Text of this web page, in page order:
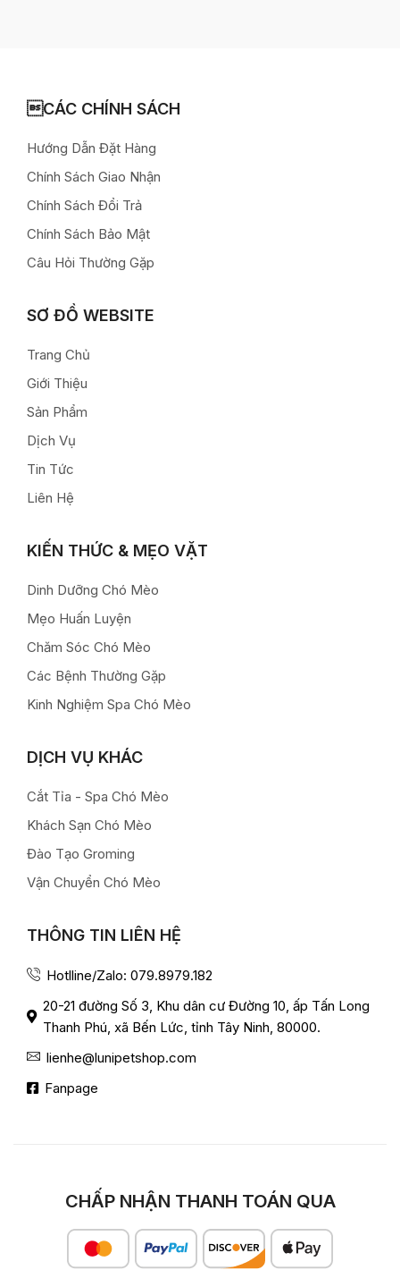
CÁC CHÍNH SÁCH
Hướng Dẫn Đặt Hàng
Chính Sách Giao Nhận
Chính Sách Đổi Trả
Chính Sách Bảo Mật
Câu Hỏi Thường Gặp
SƠ ĐỒ WEBSITE
Trang Chủ
Giới Thiệu
Sản Phẩm
Dịch Vụ
Tin Tức
Liên Hệ
KIẾN THỨC & MẸO VẶT
Dinh Dưỡng Chó Mèo
Mẹo Huấn Luyện
Chăm Sóc Chó Mèo
Các Bệnh Thường Gặp
Kinh Nghiệm Spa Chó Mèo
DỊCH VỤ KHÁC
Cắt Tỉa - Spa Chó Mèo
Khách Sạn Chó Mèo
Đào Tạo Groming
Vận Chuyển Chó Mèo
THÔNG TIN LIÊN HỆ
Hotlline/Zalo: 079.8979.182
20-21 đường Số 3, Khu dân cư Đường 10, ấp Tấn Long
Thanh Phú, xã Bến Lức, tỉnh Tây Ninh, 80000.
lienhe@lunipetshop.com
Fanpage
CHẤP NHẬN THANH TOÁN QUA